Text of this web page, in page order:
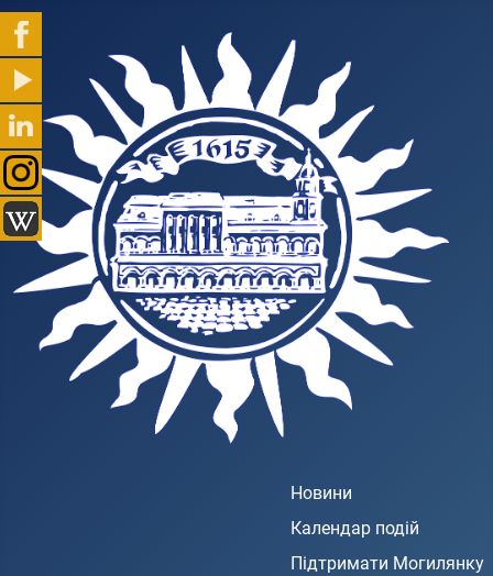
Новини
Календар подій
Підтримати Могилянку